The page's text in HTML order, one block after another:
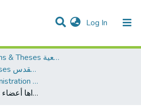
Log In (current)
& Collections
All of DSpace
Dissertations & Theses الرسائل الجامعية
AQU Master Theses الرسائل الجامعية الخاصة بجامعة القدس
Educational Administration الادارة التربوية
البيئة الجامعية في جامعتي فلسطين التقنية (خضوري) والعربية الأمريكية كما يراها أعضاء هيئة التدريس فيهما